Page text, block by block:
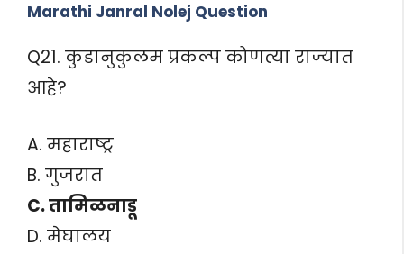
Marathi Janral Nolej Question
Q21. कुडानुकुलम प्रकल्प कोणत्या राज्यात
आहे?
A. महाराष्ट्र
B. गुजरात
C. तामिळनाडू
D. मेघालय